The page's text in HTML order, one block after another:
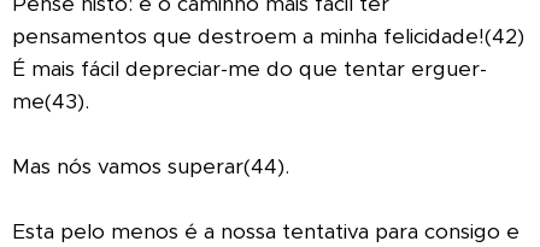
pensamentos que destroem a minha felicidade!(42)
É mais fácil depreciar-me do que tentar erguer-
me(43).
Mas nós vamos superar(44).
Esta pelo menos é a nossa tentativa para consigo e